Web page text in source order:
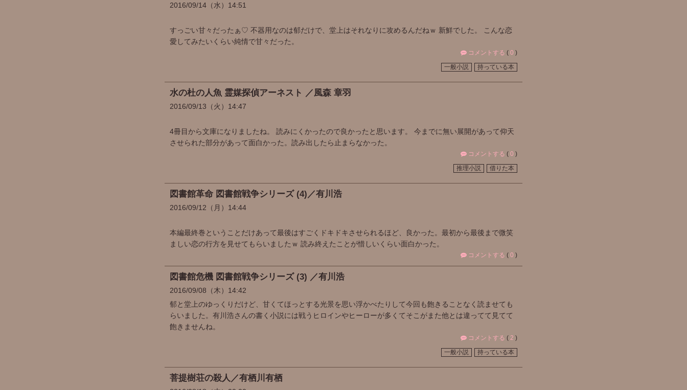
2016 09 14 （水） 14:51
すっごい甘々だったぁ♡ 不器用なのは郁だけで、堂上はそれなりに攻めるんだねｗ 新鮮でした。 こんな恋
愛してみたいくらい純情で甘々だった。
コメントする ( 0 )
一般小説
持っている本
水の杜の人魚 霊媒探偵アーネスト ／風森 章羽
2016 09 13 （火） 14:47
4冊目から文庫になりましたね。 読みにくかったので良かったと思います。 今までに無い展開があって仰天
させられた部分があって面白かった。読み出したら止まらなかった。
コメントする ( 0 )
推理小説
借りた本
図書館革命 図書館戦争シリーズ (4)／有川浩
2016 09 12 （月） 14:44
本編最終巻ということだけあって最後はすごくドキドキさせられるほど、良かった。最初から最後まで微笑
ましい恋の行方を見せてもらいましたｗ 読み終えたことが惜しいくらい面白かった。
コメントする ( 0 )
図書館危機 図書館戦争シリーズ (3) ／有川浩
2016 09 08 （木） 14:42
郁と堂上のゆっくりだけど、甘くてほっとする光景を思い浮かべたりして今回も飽きることなく読ませても
らいました。有川浩さんの書く小説には戦うヒロインやヒーローが多くてそこがまた他とは違ってて見てて
飽きませんね。
コメントする ( 2 )
一般小説
持っている本
菩提樹荘の殺人／有栖川有栖